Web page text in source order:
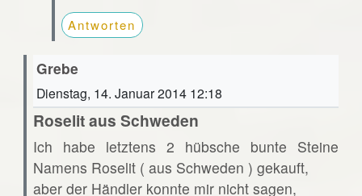
Antworten
Grebe
Dienstag, 14. Januar 2014 12:18
Roselit aus Schweden
Ich habe letztens 2 hübsche bunte Steine
Namens Roselit ( aus Schweden ) gekauft,
aber der Händler konnte mir nicht sagen,